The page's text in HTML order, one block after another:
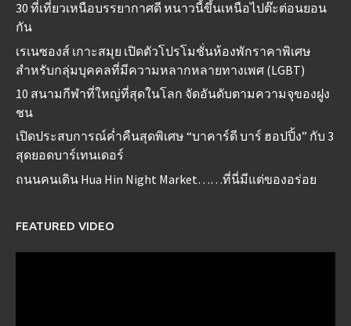
30 ที่เที่ยวเหนือบรรยากาศดี หนาวนี้ขึ้นเหนือไปต๊ะต่อนยอน
กัน
เรเนซองส์ เกาะสมุย เปิดตัวโปรโมชั่นห้องพักราคาพิเศษ
สำหรับกลุ่มบุคคลที่มีความหลากหลายทางเพศ (LGBT)
10 สนามกีฬาที่ใหญ่ที่สุดในโลก จัดอันดับตามความจุของฝูง
ชน
เปิดประสบการณ์ค่ำคืนสุดพิเศษ “บาคาร์ดี บาร์ ฮอปปิ้ง” กับ 3
สุดยอดบาร์เทนเดอร์
ถนนคนเดิน Hua Hin Night Market……ที่นี่มีแต่ของอร่อย
FEATURED VIDEO